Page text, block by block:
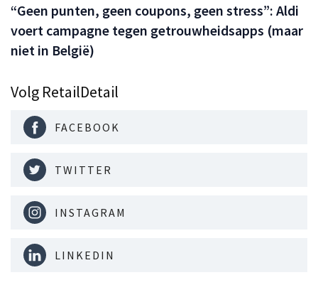
“Geen punten, geen coupons, geen stress”: Aldi
voert campagne tegen getrouwheidsapps (maar
niet in België)
Volg RetailDetail
FACEBOOK
TWITTER
INSTAGRAM
LINKEDIN